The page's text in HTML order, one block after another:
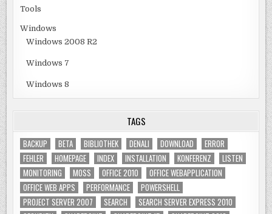
Tools
Windows
Windows 2008 R2
Windows 7
Windows 8
TAGS
BACKUP BETA BIBLIOTHEK DENALI DOWNLOAD
ERROR
FEHLER
HOMEPAGE INDEX INSTALLATION KONFERENZ
LISTEN
MONITORING
MOSS OFFICE 2010
OFFICE WEBAPPLICATION
OFFICE WEB APPS
PERFORMANCE
POWERSHELL
PROJECT SERVER 2007
SEARCH
SEARCH SERVER EXPRESS 2010